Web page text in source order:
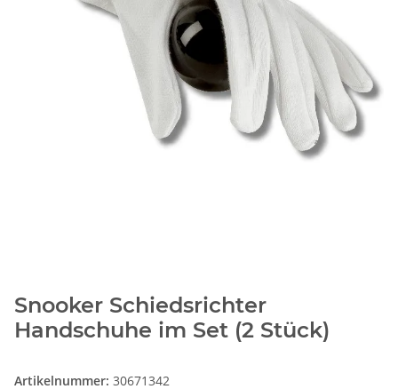
Snooker Schiedsrichter
Handschuhe im Set (2 Stück)
Artikelnummer: 30671342